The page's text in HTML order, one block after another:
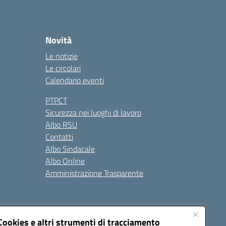
e altri strumenti di tracciamento
Novità
Le notizie
Le circolari
Calendario eventi
PTPCT
Sicurezza nei luoghi di lavoro
Albo RSU
Contatti
Albo Sindacale
Albo Online
Amministrazione Trasparente